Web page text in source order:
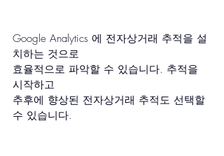
Google Analytics 에 전자상거래 추적을 설
치하는 것으로
효율적으로 파악할 수 있습니다. 추적을
시작하고
추후에 향상된 전자상거래 추적도 선택할
수 있습니다.